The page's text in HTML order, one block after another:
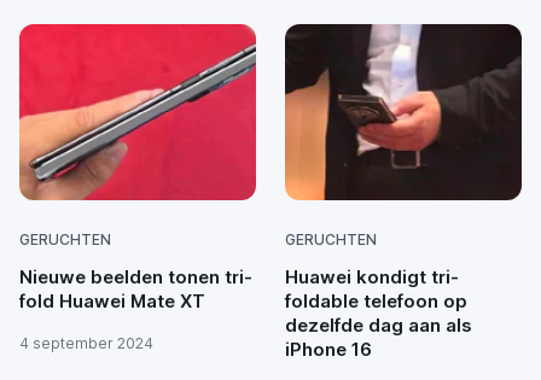
GERUCHTEN
Nieuwe beelden tonen tri-
fold Huawei Mate XT
4 september 2024
GERUCHTEN
Huawei kondigt tri-
foldable telefoon op
dezelfde dag aan als
iPhone 16